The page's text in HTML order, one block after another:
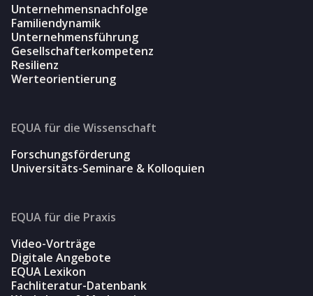
Unternehmensnachfolge
Familiendynamik
Unternehmensführung
Gesellschafterkompetenz
Resilienz
Werteorientierung
EQUA für die Wissenschaft
Forschungsförderung
Universitäts-Seminare & Kolloquien
EQUA für die Praxis
Video-Vorträge
Digitale Angebote
EQUA Lexikon
Fachliteratur-Datenbank